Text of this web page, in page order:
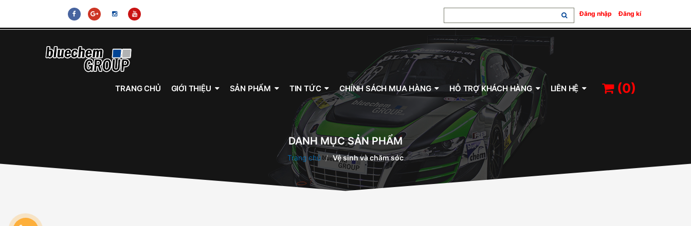
bluechem, PROTEC, vệ sinh kim phun, vệ sinh buồng đốt, súc rửa động cơ, dầu nhớt tổng hợp toàn phần, dầu nhớt Đức, 5W-30, 0W-20, 5W-40, 10W-40bluechem, PROTEC, vệ sinh kim phun, vệ
sinh buồng đốt, súc rửa động cơ, dầu nhớt tổng hợp toàn phần, dầu nhớt Đức, 5W-30, 0W-20, 5W-40, 10W-40
Đăng nhập /Đăng kí
TRANG CHỦ GIỚI THIỆU SẢN PHẨM TIN TỨC CHÍNH SÁCH MUA HÀNG HỖ TRỢ KHÁCH HÀNG LIÊN HỆ (0)
DANH MỤC SẢN PHẨM
Trang chủ Vệ sinh và chăm sóc